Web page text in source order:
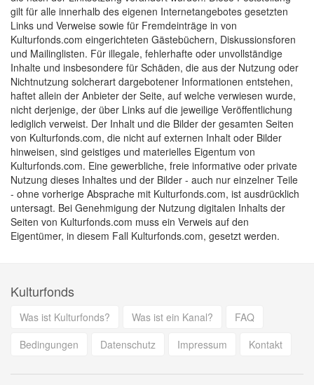
gilt für alle innerhalb des eigenen Internetangebotes gesetzten
Links und Verweise sowie für Fremdeinträge in von
Kulturfonds.com eingerichteten Gästebüchern, Diskussionsforen
und Mailinglisten. Für illegale, fehlerhafte oder unvollständige
Inhalte und insbesondere für Schäden, die aus der Nutzung oder
Nichtnutzung solcherart dargebotener Informationen entstehen,
haftet allein der Anbieter der Seite, auf welche verwiesen wurde,
nicht derjenige, der über Links auf die jeweilige Veröffentlichung
lediglich verweist. Der Inhalt und die Bilder der gesamten Seiten
von Kulturfonds.com, die nicht auf externen Inhalt oder Bilder
hinweisen, sind geistiges und materielles Eigentum von
Kulturfonds.com. Eine gewerbliche, freie informative oder private
Nutzung dieses Inhaltes und der Bilder - auch nur einzelner Teile
- ohne vorherige Absprache mit Kulturfonds.com, ist ausdrücklich
untersagt. Bei Genehmigung der Nutzung digitalen Inhalts der
Seiten von Kulturfonds.com muss ein Verweis auf den
Eigentümer, in diesem Fall Kulturfonds.com, gesetzt werden.
Kulturfonds
Was ist Kulturfonds? Was ist ein Kanal?
FAQ
Bedingungen
Datenschutz Impressum Kontakt